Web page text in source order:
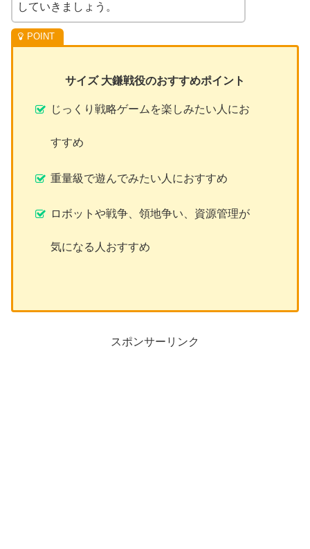
していきましょう。
サイズ 大鎌戦役のおすすめポイント
じっくり戦略ゲームを楽しみたい人にお
すすめ
重量級で遊んでみたい人におすすめ
ロボットや戦争、領地争い、資源管理が
気になる人おすすめ
スポンサーリンク